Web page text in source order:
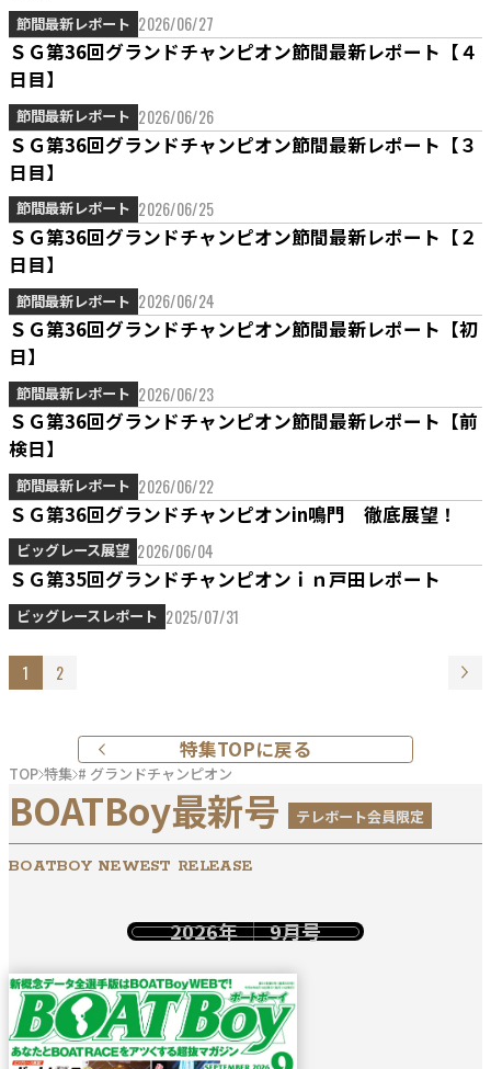
節間最新レポート 2026/06/27
ＳＧ第36回グランドチャンピオン節間最新レポート【４
日目】
節間最新レポート 2026/06/26
ＳＧ第36回グランドチャンピオン節間最新レポート【３
日目】
節間最新レポート 2026/06/25
ＳＧ第36回グランドチャンピオン節間最新レポート【２
日目】
節間最新レポート 2026/06/24
ＳＧ第36回グランドチャンピオン節間最新レポート【初
日】
節間最新レポート 2026/06/23
ＳＧ第36回グランドチャンピオン節間最新レポート【前
検日】
節間最新レポート 2026/06/22
ＳＧ第36回グランドチャンピオンin鳴門 徹底展望！
ビッグレース展望 2026/06/04
ＳＧ第35回グランドチャンピオンｉｎ戸田レポート
ビッグレースレポート 2025/07/31
1 2
特集TOPに戻る
TOP 特集 # グランドチャンピオン
BOATBoy最新号 テレボート会員限定
BOATBOY NEWEST RELEASE
2026年 9月号